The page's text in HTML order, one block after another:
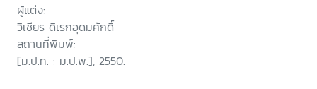
ผู้แต่ง:
วิเชียร ดิเรกอุดมศักดิ์
สถานที่พิมพ์:
[ม.ป.ท. : ม.ป.พ.], 2550.